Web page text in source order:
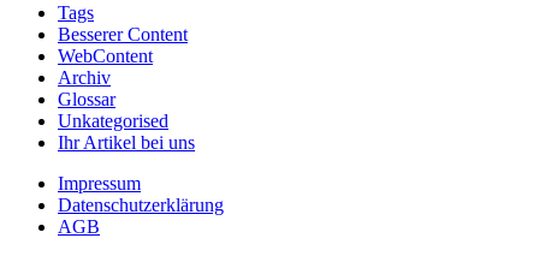
Tags
Besserer Content
WebContent
Archiv
Glossar
Unkategorised
Ihr Artikel bei uns
Impressum
Datenschutzerklärung
AGB